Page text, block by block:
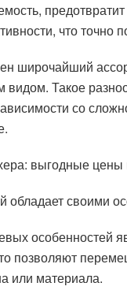
что
широчайший
Такое
со
выгодные цены
обладает своими
особенностей
позволяют
или материала.